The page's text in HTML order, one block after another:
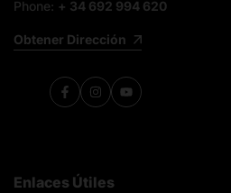
Phone: + 34 692 994 620
Obtener Dirección
FacebookInstagramYouTube
Enlaces Útiles